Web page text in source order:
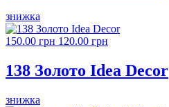
знижка
150.00 грн 120.00 грн
138 Золото Idea Decor
знижка